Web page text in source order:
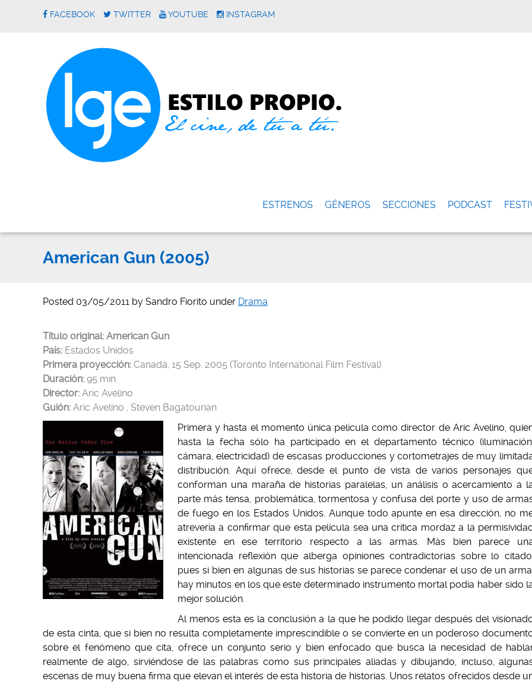
FACEBOOK TWITTER YOUTUBE INSTAGRAM
ESTRENOS GÉNEROS SECCIONES PODCAST
American Gun (2005)
Posted 03/05/2011 by Sandro Fiorito under Drama
Título original: American Gun
País: Estados Unidos
Primera proyección: Canadá, 15 Sep. 2005 (Toronto International Film Festival)
Duración: 95 min.
Director: Aric Avelino
Guión: Aric Avelino , Steven Bagatourian
Primera y hasta el momento única película como director de Aric Avelino,
hasta la fecha sólo ha participado en el departamento técnico
cámara, electricidad) de escasas producciones y cortometrajes de muy
distribución. Aquí ofrece, desde el punto de vista de varios personajes
conforman una maraña de historias paralelas, un análisis o acercamiento a
parte más tensa, problemática, tormentosa y confusa del porte y uso de
de fuego en los Estados Unidos. Aunque todo apunte en esa dirección, no
atrevería a confirmar que esta película sea una crítica mordaz a la
existente en ese territorio respecto a las armas. Más bien parece
intencionada reflexión que alberga opiniones contradictorias sobre lo
pues si bien en algunas de sus historias se parece condenar el uso de un
hay minutos en los que este determinado instrumento mortal podía haber sido
mejor solución.
Al menos esta es la conclusión a la que he podido llegar después del
de esta cinta, que si bien no resulta completamente imprescindible o se convierte en un poderoso
sobre el fenómeno que cita, ofrece un conjunto serio y bien enfocado que busca la necesidad de
realmente de algo, sirviéndose de las palabras como sus principales aliadas y dibujando, incluso,
escenas de muy buena firma que elevan el interés de esta historia de historias. Unos relatos ofrecidos desde